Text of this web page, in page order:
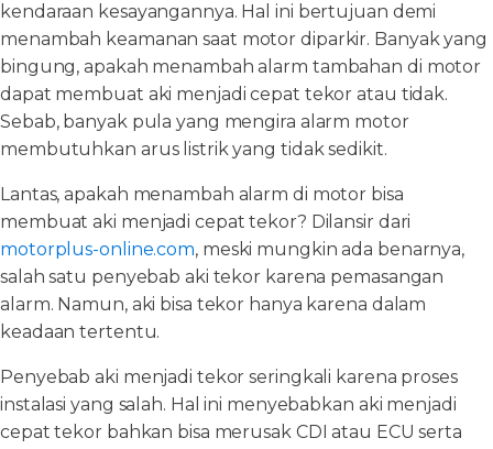
kendaraan kesayangannya. Hal ini bertujuan demi
menambah keamanan saat motor diparkir. Banyak yang
bingung, apakah menambah alarm tambahan di motor
dapat membuat aki menjadi cepat tekor atau tidak.
Sebab, banyak pula yang mengira alarm motor
membutuhkan arus listrik yang tidak sedikit.
Lantas, apakah menambah alarm di motor bisa
membuat aki menjadi cepat tekor? Dilansir dari
motorplus-online.com, meski mungkin ada benarnya,
salah satu penyebab aki tekor karena pemasangan
alarm. Namun, aki bisa tekor hanya karena dalam
keadaan tertentu.
Penyebab aki menjadi tekor seringkali karena proses
instalasi yang salah. Hal ini menyebabkan aki menjadi
cepat tekor bahkan bisa merusak CDI atau ECU serta